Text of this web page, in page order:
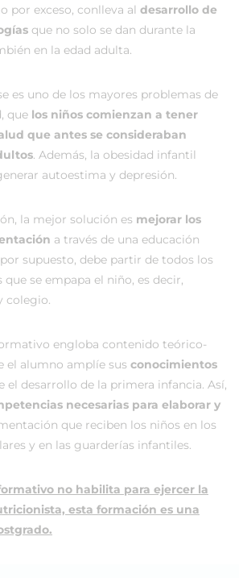
por exceso, conlleva al desarrollo de
que no solo se dan durante la
en la edad adulta.
es uno de los mayores problemas de
que los niños comienzan a tener
que antes se consideraban
. Además, la obesidad infantil
autoestima y depresión.
la mejor solución es mejorar los
a través de una educación
supuesto, debe partir de todos los
se empapa el niño, es decir,
colegio.
engloba contenido teórico-
el alumno amplíe sus conocimientos
el desarrollo de la primera infancia. Así,
necesarias para elaborar y
que reciben los niños en los
y en las guarderías infantiles.
no habilita para ejercer la
esta formación es una